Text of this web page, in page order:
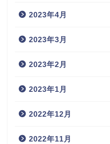
2023年4月
2023年3月
2023年2月
2023年1月
2022年12月
2022年11月